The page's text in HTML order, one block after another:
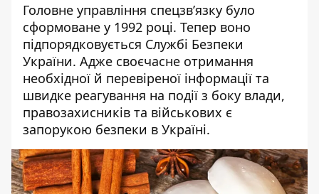
Головне управління спецзв’язку було
сформоване у 1992 році. Тепер воно
підпорядковується Службі Безпеки
України. Адже своєчасне отримання
необхідної й перевіреної інформації та
швидке реагування на події з боку влади,
правозахисників та військових є
запорукою безпеки в Україні.